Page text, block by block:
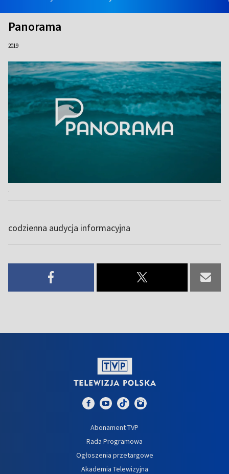
Panorama
2019
.
codzienna audycja informacyjna
Abonament TVP
Rada Programowa
Ogłoszenia przetargowe
Akademia Telewizyjna